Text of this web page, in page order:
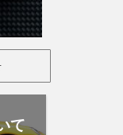
て